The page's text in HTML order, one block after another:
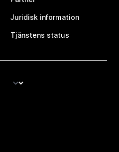
Juridisk information
Tjänstens status